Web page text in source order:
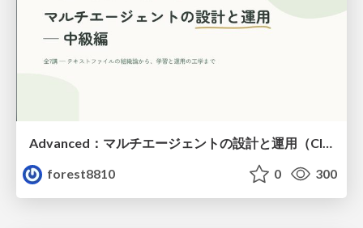
Advanced：マルチエージェントの設計と運用（Claude Code）
forest8810
0 300